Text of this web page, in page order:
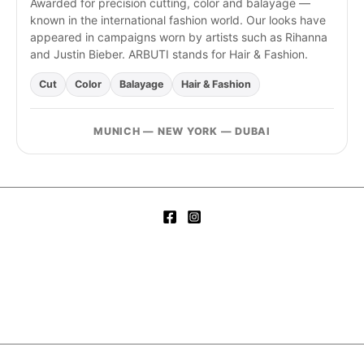
Awarded for precision cutting, color and balayage —
known in the international fashion world. Our looks have
appeared in campaigns worn by artists such as Rihanna
and Justin Bieber. ARBUTI stands for Hair & Fashion.
Cut Color Balayage Hair & Fashion
MUNICH — NEW YORK — DUBAI